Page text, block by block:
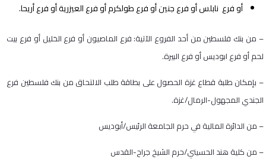
أو فرع نابلس أو فرع جنين أو فرع طولكرم أو فرع العيزرية أو فرع أريحا.
– من بنك فلسطين من أحد الفروع الآتية: فرع الماصيون أو فرع الخليل أو فرع بيت
لحم أو فرع ابوديس أو فرع البيرة.
– بإمكان طلبة قطاع غزة الحصول على بطاقة طلب الالتحاق من بنك فلسطين فرع
الجندي المجهول-الرمال/غزة.
– من الدائرة المالية في حرم الجامعة الرئيس/أبوديس
– من كلية هند الحسيني/حرم الشيخ جراح-القدس